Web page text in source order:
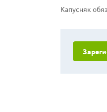
Капусняк